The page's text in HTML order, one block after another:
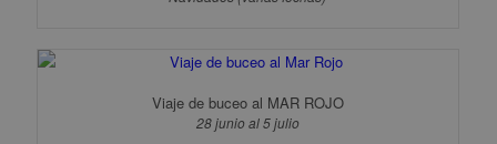
Viaje de buceo al MAR ROJO
28 junio al 5 julio